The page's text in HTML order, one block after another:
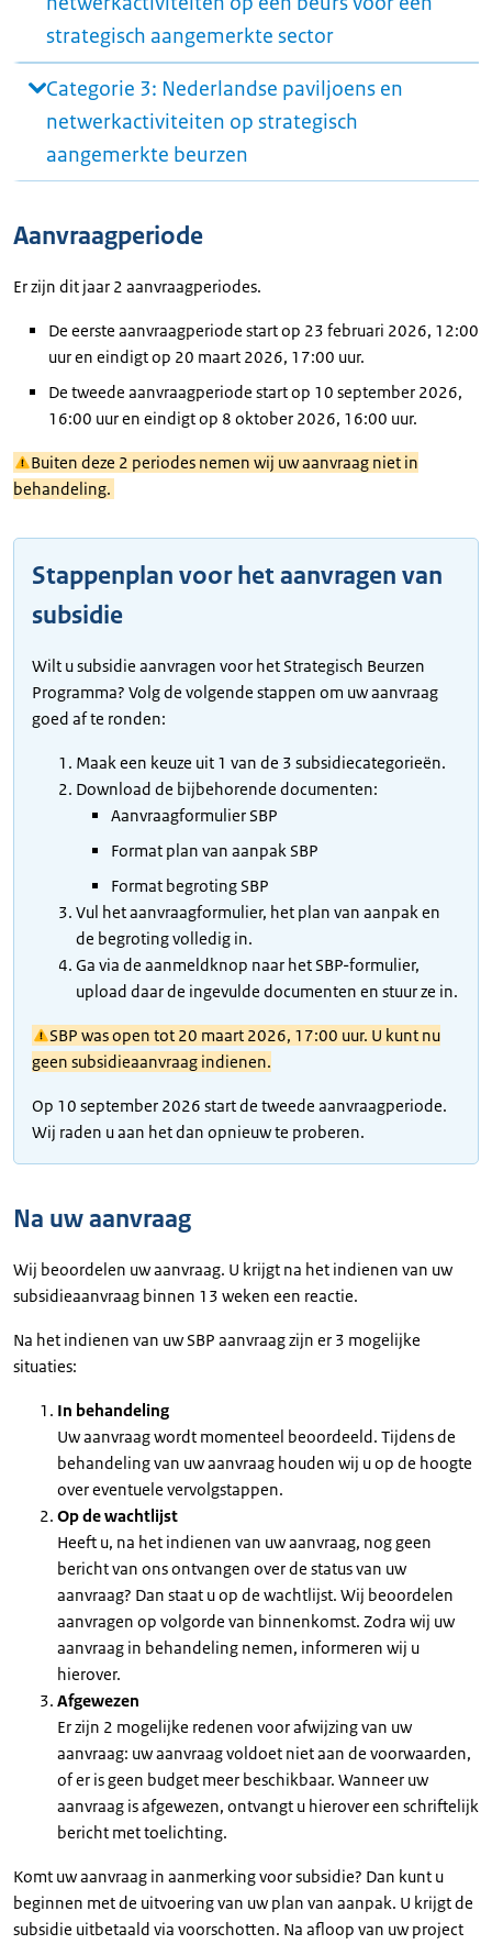
strategisch aangemerkte sector
Categorie 3: Nederlandse paviljoens en
netwerkactiviteiten op strategisch
aangemerkte beurzen
Aanvraagperiode
Er zijn dit jaar 2 aanvraagperiodes.
De eerste aanvraagperiode start op 23 februari 2026, 12:00
uur en eindigt op 20 maart 2026, 17:00 uur.
De tweede aanvraagperiode start op 10 september 2026,
16:00 uur en eindigt op 8 oktober 2026, 16:00 uur.
Buiten deze 2 periodes nemen wij uw aanvraag niet in
behandeling.
Stappenplan voor het aanvragen van
subsidie
Wilt u subsidie aanvragen voor het Strategisch Beurzen
Programma? Volg de volgende stappen om uw aanvraag
goed af te ronden:
Maak een keuze uit 1 van de 3 subsidiecategorieën.
Download de bijbehorende documenten:
Aanvraagformulier SBP
Format plan van aanpak SBP
Format begroting SBP
Vul het aanvraagformulier, het plan van aanpak en
de begroting volledig in.
Ga via de aanmeldknop naar het SBP-formulier,
upload daar de ingevulde documenten en stuur ze in.
SBP was open tot 20 maart 2026, 17:00 uur. U kunt nu
geen subsidieaanvraag indienen.
Op 10 september 2026 start de tweede aanvraagperiode.
Wij raden u aan het dan opnieuw te proberen.
Na uw aanvraag
Wij beoordelen uw aanvraag. U krijgt na het indienen van uw
subsidieaanvraag binnen 13 weken een reactie.
Na het indienen van uw SBP aanvraag zijn er 3 mogelijke
situaties:
In behandeling
Uw aanvraag wordt momenteel beoordeeld. Tijdens de
behandeling van uw aanvraag houden wij u op de hoogte
over eventuele vervolgstappen.
Op de wachtlijst
Heeft u, na het indienen van uw aanvraag, nog geen
bericht van ons ontvangen over de status van uw
aanvraag? Dan staat u op de wachtlijst. Wij beoordelen
aanvragen op volgorde van binnenkomst. Zodra wij uw
aanvraag in behandeling nemen, informeren wij u
hierover.
Afgewezen
Er zijn 2 mogelijke redenen voor afwijzing van uw
aanvraag: uw aanvraag voldoet niet aan de voorwaarden,
of er is geen budget meer beschikbaar. Wanneer uw
aanvraag is afgewezen, ontvangt u hierover een schriftelijk
bericht met toelichting.
Komt uw aanvraag in aanmerking voor subsidie? Dan kunt u
beginnen met de uitvoering van uw plan van aanpak. U krijgt de
subsidie uitbetaald via voorschotten. Na afloop van uw project